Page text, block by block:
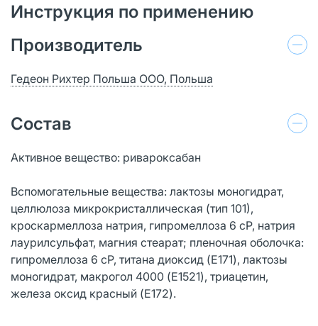
Инструкция по применению
Производитель
Гедеон Рихтер Польша ООО, Польша
Состав
Активное вещество: ривароксабан
Вспомогательные вещества: лактозы моногидрат,
целлюлоза микрокристаллическая (тип 101),
кроскармеллоза натрия, гипромеллоза 6 cP, натрия
лаурилсульфат, магния стеарат; пленочная оболочка:
гипромеллоза 6 cP, титана диоксид (E171), лактозы
моногидрат, макрогол 4000 (E1521), триацетин,
железа оксид красный (E172).